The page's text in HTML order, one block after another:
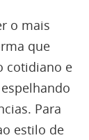
o mais
que
cotidiano e
Para
estilo de